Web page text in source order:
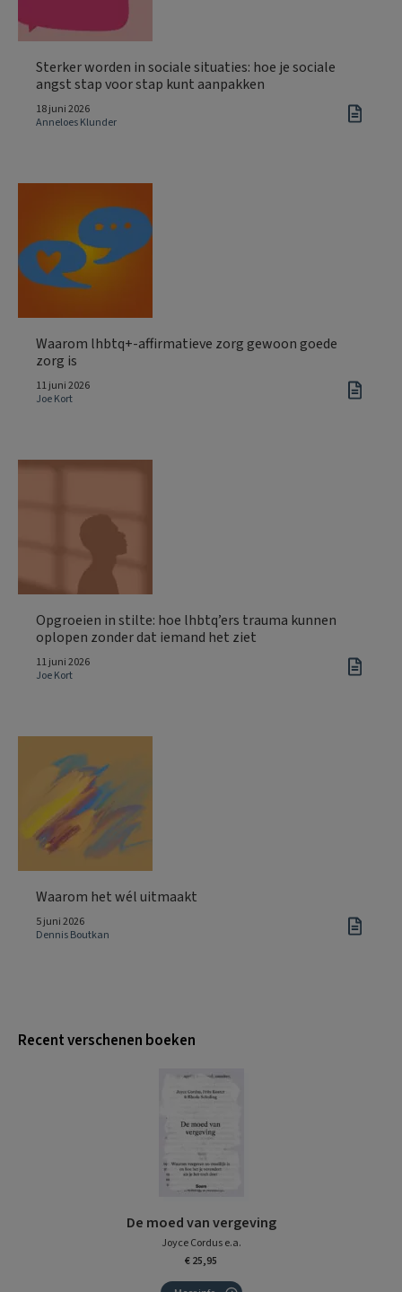
Sterker worden in sociale situaties: hoe je sociale
angst stap voor stap kunt aanpakken
18 juni 2026
Anneloes Klunder
Waarom lhbtq+-affirmatieve zorg gewoon goede
zorg is
11 juni 2026
Joe Kort
Opgroeien in stilte: hoe lhbtq’ers trauma kunnen
oplopen zonder dat iemand het ziet
11 juni 2026
Joe Kort
Waarom het wél uitmaakt
5 juni 2026
Dennis Boutkan
Recent verschenen boeken
De moed van vergeving
Joyce Cordus e.a.
€ 25,95